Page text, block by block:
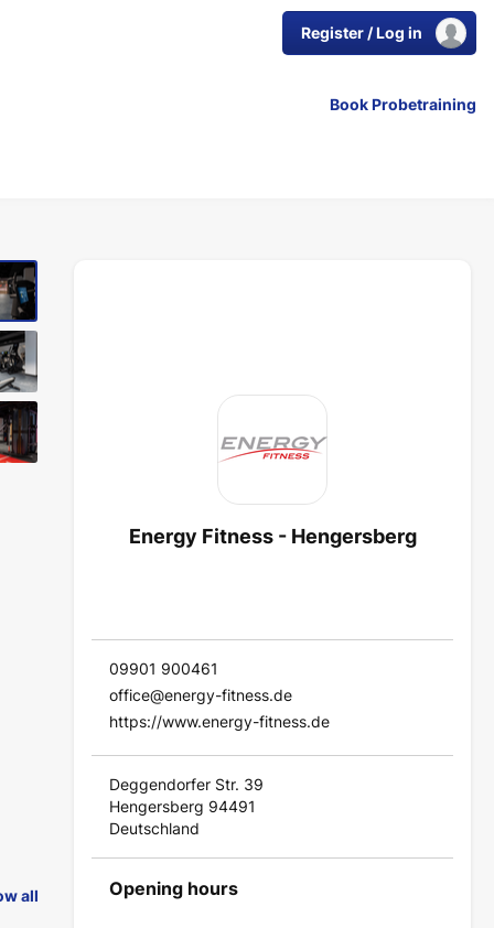
Register / Log in
Book Probetraining
all
Energy Fitness - Hengersberg
09901 900461
office@energy-fitness.de
https://www.energy-fitness.de
Deggendorfer Str. 39
Hengersberg 94491
Deutschland
Opening hours